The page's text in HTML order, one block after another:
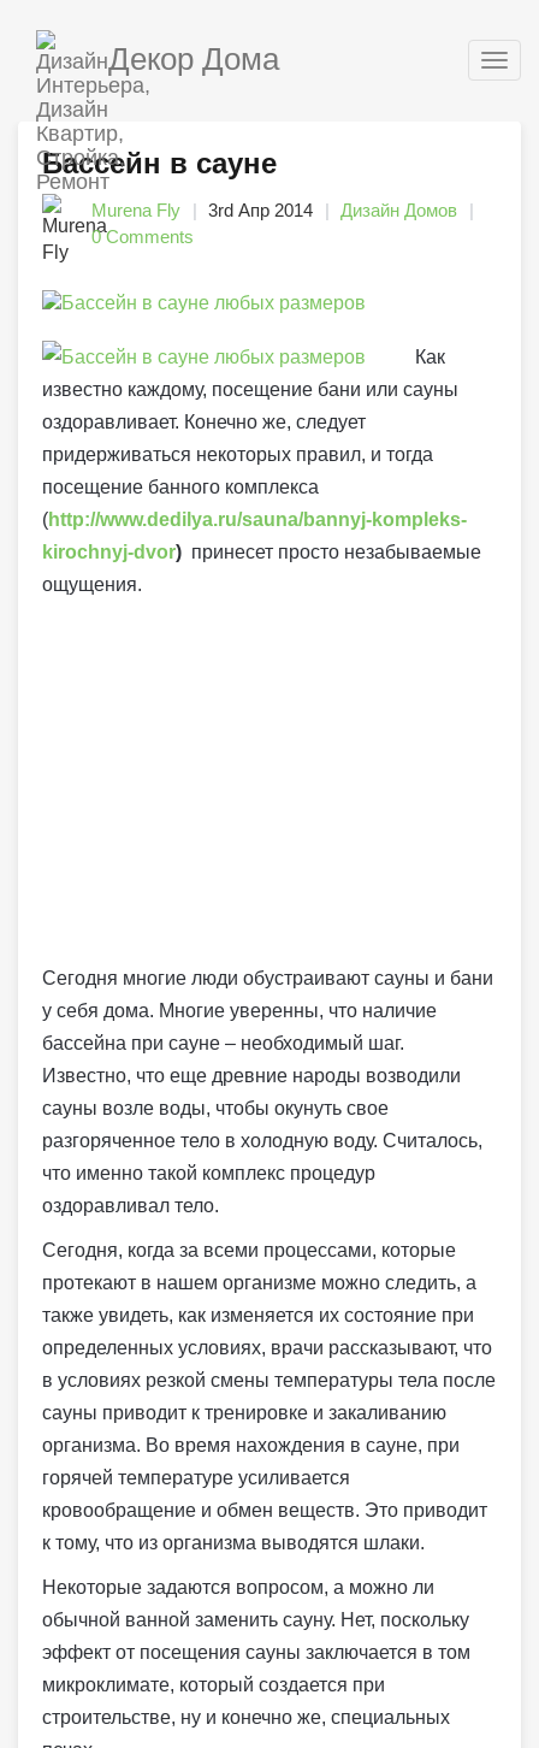
Декор Дома
Бассейн в сауне
Murena Fly 3rd Апр 2014
Дизайн Домов
0 Comments
Как
известно каждому, посещение бани или сауны
оздоравливает. Конечно же, следует
придерживаться некоторых правил, и тогда
посещение банного комплекса
(http://www.dedilya.ru/sauna/bannyj-kompleks-
kirochnyj-dvor) принесет просто незабываемые
ощущения.
Сегодня многие люди обустраивают сауны и бани
у себя дома. Многие уверенны, что наличие
бассейна при сауне – необходимый шаг.
Известно, что еще древние народы возводили
сауны возле воды, чтобы окунуть свое
разгоряченное тело в холодную воду. Считалось,
что именно такой комплекс процедур
оздоравливал тело.
Сегодня, когда за всеми процессами, которые
протекают в нашем организме можно следить, а
также увидеть, как изменяется их состояние при
определенных условиях, врачи рассказывают, что
в условиях резкой смены температуры тела после
сауны приводит к тренировке и закаливанию
организма. Во время нахождения в сауне, при
горячей температуре усиливается
кровообращение и обмен веществ. Это приводит
к тому, что из организма выводятся шлаки.
Некоторые задаются вопросом, а можно ли
обычной ванной заменить сауну. Нет, поскольку
эффект от посещения сауны заключается в том
микроклимате, который создается при
строительстве, ну и конечно же, специальных